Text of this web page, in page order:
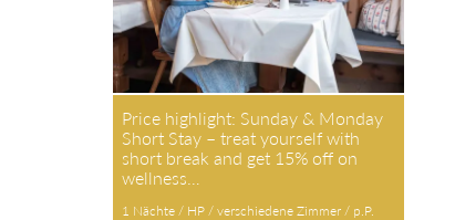
Price highlight: Sunday & Monday
Short Stay – treat yourself with
short break and get 15% off on
wellness…
1 Nächte / HP / verschiedene Zimmer / p.P.